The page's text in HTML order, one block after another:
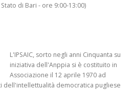
di Bari - ore 9:00-13:00)
L'IPSAIC, sorto negli anni Cinquanta su
iniziativa dell'Anppia si è costituito in
Associazione il 12 aprile 1970 ad
dell'intellettualità democratica pugliese